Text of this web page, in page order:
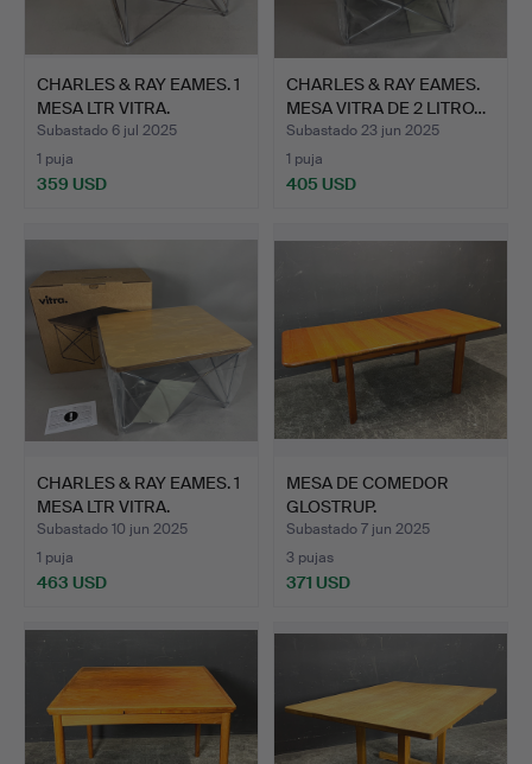
CHARLES & RAY EAMES. 1
MESA LTR VITRA.
Subastado 6 jul 2025
1 puja
359 USD
CHARLES & RAY EAMES.
MESA VITRA DE 2 LITRO…
Subastado 23 jun 2025
1 puja
405 USD
CHARLES & RAY EAMES. 1
MESA LTR VITRA.
Subastado 10 jun 2025
1 puja
463 USD
MESA DE COMEDOR
GLOSTRUP.
Subastado 7 jun 2025
3 pujas
371 USD